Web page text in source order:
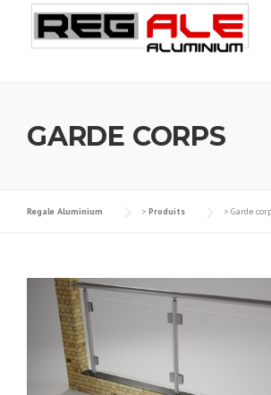
content
GARDE CORPS
Regale Aluminium > Produits > Garde